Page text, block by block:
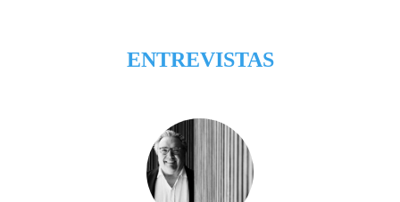
ENTREVISTAS